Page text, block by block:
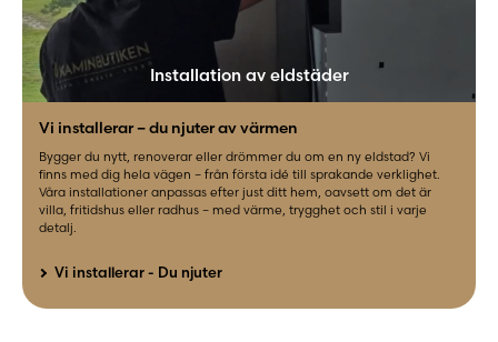
Installation av eldstäder
Vi installerar – du njuter av värmen
Bygger du nytt, renoverar eller drömmer du om en ny eldstad? Vi
finns med dig hela vägen – från första idé till sprakande verklighet.
Våra installationer anpassas efter just ditt hem, oavsett om det är
villa, fritidshus eller radhus – med värme, trygghet och stil i varje
detalj.
Vi installerar - Du njuter